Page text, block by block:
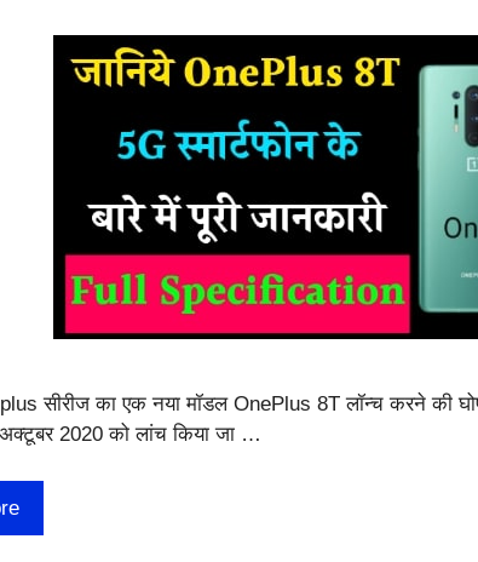
सीरीज का एक नया मॉडल OnePlus 8T लॉन्च करने की
अक्टूबर 2020 को लांच किया जा …